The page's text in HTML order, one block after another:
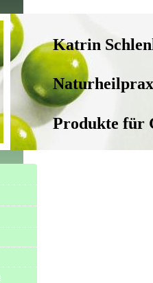
Katrin
Produkte für